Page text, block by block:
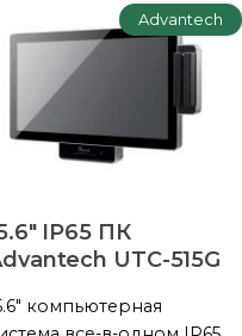
Advantech
IP65 ПК
UTC-515G
компьютерная